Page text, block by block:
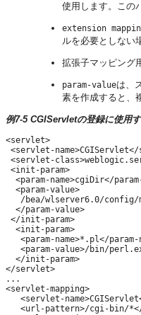
使用します。この
extension
ルを必要としない
拡張子マッピング
param-valueは、
素を作成すると、
例7-5 CGIServletの登録に使用
<servlet>
<servlet-
<servlet-
<init-param>
<param-name>cgiDir</
  <param-value>
/bea/wlserver6.0/
  </param-value>
</init-param>
  <init-param>
<param-name>*.pl</param-
<param-value>/bin/
  </init-param>
</servlet>
...
<servlet-mapping>
<servlet-
<url-pattern>/cgi-bin/